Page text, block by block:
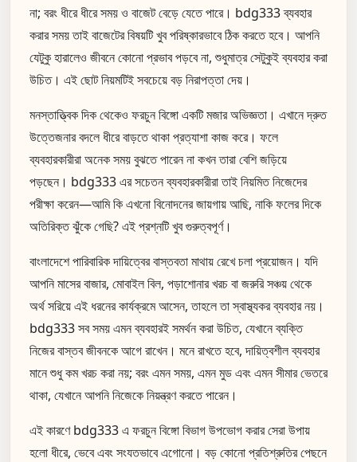
না; বরং ধীরে ধীরে সময় ও বাজেট বেড়ে যেতে পারে। bdg333 ব্যবহার
করার সময় তাই বাজেটের বিষয়টি খুব পরিষ্কারভাবে ঠিক করতে হবে। আপনি
যেটুকু হারালেও জীবনে কোনো প্রভাব পড়বে না, শুধুমাত্র সেটুকুই ব্যবহার করা
উচিত। এই ছোট নিয়মটিই সবচেয়ে বড় নিরাপত্তা দেয়।
মনস্তাত্ত্বিক দিক থেকেও ফরচুন বিঙ্গো একটি মজার অভিজ্ঞতা। এখানে দ্রুত
উত্তেজনার বদলে ধীরে বাড়তে থাকা প্রত্যাশা কাজ করে। ফলে
ব্যবহারকারীরা অনেক সময় বুঝতে পারেন না কখন তারা বেশি জড়িয়ে
পড়ছেন। bdg333 এর সচেতন ব্যবহারকারীরা তাই নিয়মিত নিজেদের
পরীক্ষা করেন—আমি কি এখনো বিনোদনের জায়গায় আছি, নাকি ফলের দিকে
অতিরিক্ত ঝুঁকে গেছি? এই প্রশ্নটি খুব গুরুত্বপূর্ণ।
বাংলাদেশে পারিবারিক দায়িত্বের বাস্তবতা মাথায় রেখে চলা প্রয়োজন। যদি
আপনি মাসের বাজার, মোবাইল বিল, পড়াশোনার খরচ বা জরুরি সঞ্চয় থেকে
অর্থ সরিয়ে এই ধরনের কার্যক্রমে আসেন, তাহলে তা স্বাস্থ্যকর ব্যবহার নয়।
bdg333 সব সময় এমন ব্যবহারই সমর্থন করা উচিত, যেখানে ব্যক্তি
নিজের বাস্তব জীবনকে আগে রাখেন। মনে রাখতে হবে, দায়িত্বশীল ব্যবহার
মানে শুধু কম খরচ করা নয়; বরং এমন সময়, এমন মুড এবং এমন সীমার ভেতরে
থাকা, যেখানে আপনি নিজেকে নিয়ন্ত্রণ করতে পারেন।
এই কারণে bdg333 এ ফরচুন বিঙ্গো বিভাগ উপভোগ করার সেরা উপায়
হলো ধীরে, ভেবে এবং সংযতভাবে এগোনো। বড় কোনো প্রতিশ্রুতির পেছনে